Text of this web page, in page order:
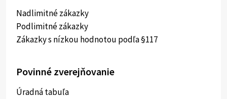
Nadlimitné zákazky
Podlimitné zákazky
Zákazky s nízkou hodnotou podľa §117
Povinné zverejňovanie
Úradná tabuľa